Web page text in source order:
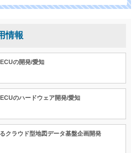
情報
の開発/愛知
のハードウェア開発/愛知
クラウド型地図データ基盤企画開発